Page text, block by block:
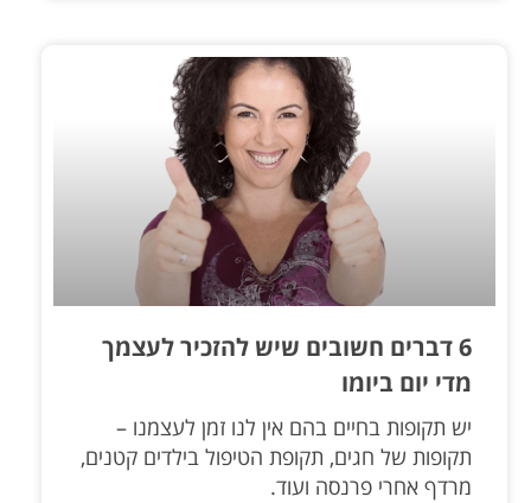
6 דברים חשובים שיש להזכיר לעצמך
מדי יום ביומו
יש תקופות בחיים בהם אין לנו זמן לעצמנו –
תקופות של חגים, תקופת הטיפול בילדים קטנים,
מרדף אחרי פרנסה ועוד.